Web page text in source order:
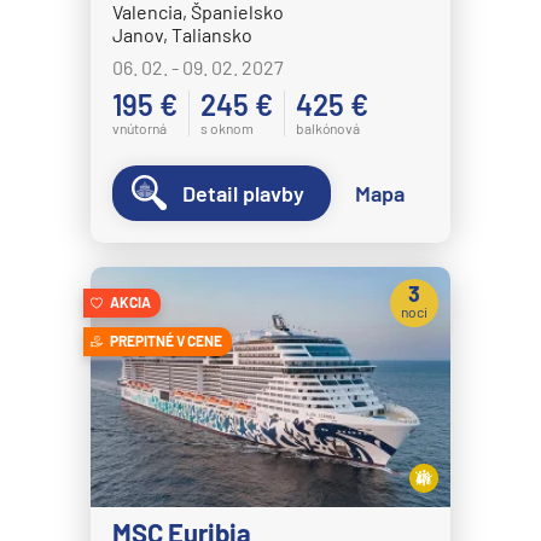
Crystal Cruises
Crystal Serenity
Crystal Symphony
Queen Anne
Queen Elizabeth
Queen Victoria
Disney Cruise Line
Disney Adventure
Disney Destiny
Disney Dream
Disney Fantasy
Valencia, Španielsko
Janov, Taliansko
06. 02. - 09. 02. 2027
195 €
vnútorná
245 €
s oknom
425 €
balkónová
Detail plavby Mapa
AKCIA
PREPITNÉ V CENE
MSC Euribia
3
noci